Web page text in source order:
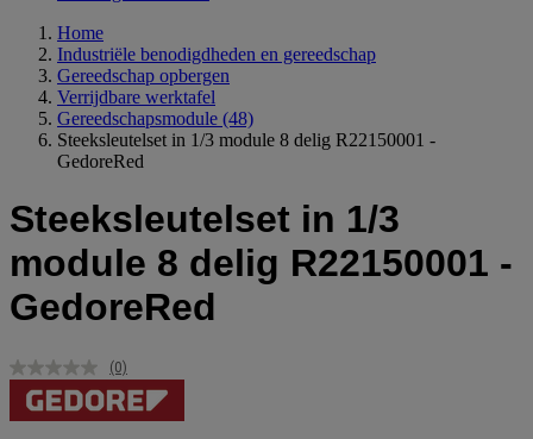
Home
Industriële benodigdheden en gereedschap
Gereedschap opbergen
Verrijdbare werktafel
Gereedschapsmodule (48)
Steeksleutelset in 1/3 module 8 delig R22150001 -
GedoreRed
Steeksleutelset in 1/3
module 8 delig R22150001 -
GedoreRed
Geen
scorewaarde.
Dezelfde
(0)